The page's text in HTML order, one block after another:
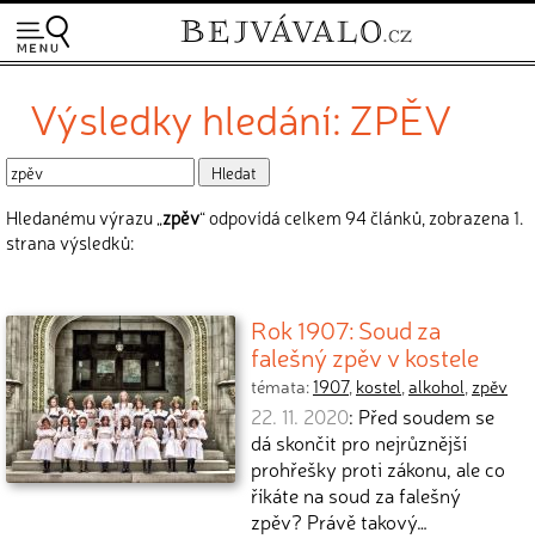
Výsledky hledání: ZPĚV
Hledanému výrazu „zpěv“ odpovídá celkem 94 článků, zobrazena 1.
strana výsledků:
Rok 1907: Soud za
falešný zpěv v kostele
témata:1907, kostel,alkohol, zpěv
22. 11. 2020: Před soudem se
dá skončit pro nejrůznější
prohřešky proti zákonu, ale co
říkáte na soud za falešný
zpěv? Právě takový…